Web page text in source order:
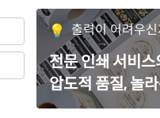
CL654Y잉크
갈색 크라프트
CL654KR잉
노란색 모조
KL654TY잉
출력이 어려우
전문 인쇄 서비스
압도적 품질, 놀